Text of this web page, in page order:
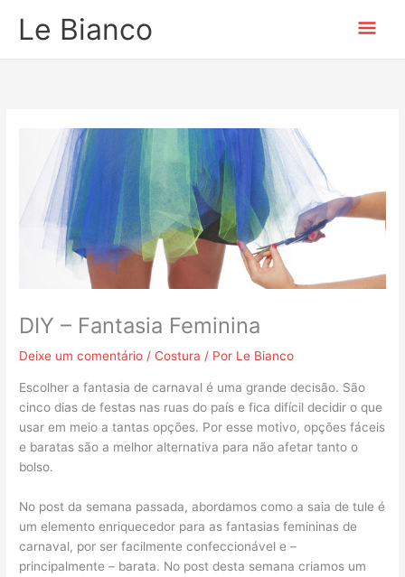
Le Bianco
DIY – Fantasia Feminina
Deixe um comentário / Costura / Por Le Bianco
Escolher a fantasia de carnaval é uma grande decisão. São
cinco dias de festas nas ruas do país e fica difícil decidir o que
usar em meio a tantas opções. Por esse motivo, opções fáceis
e baratas são a melhor alternativa para não afetar tanto o
bolso.
No post da semana passada, abordamos como a saia de tule é
um elemento enriquecedor para as fantasias femininas de
carnaval, por ser facilmente confeccionável e –
principalmente – barata. No post desta semana criamos um